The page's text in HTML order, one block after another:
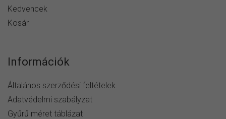
Kedvencek
Kosár
Információk
Általános szerződési feltételek
Adatvédelmi szabályzat
Gyűrű méret táblázat